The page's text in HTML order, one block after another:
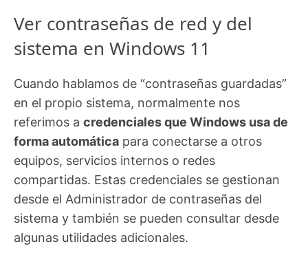
Ver contraseñas de red y del
sistema en Windows 11
Cuando hablamos de “contraseñas guardadas”
en el propio sistema, normalmente nos
referimos a credenciales que Windows usa de
forma automática para conectarse a otros
equipos, servicios internos o redes
compartidas. Estas credenciales se gestionan
desde el Administrador de contraseñas del
sistema y también se pueden consultar desde
algunas utilidades adicionales.